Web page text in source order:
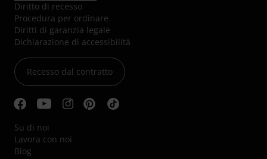
Diritto di recesso
Procedura per ordinare
Diritti di garanzia legale
Dichiarazione di accessibilità
Recesso dal contratto
Su di noi
Lavora con noi
Blog